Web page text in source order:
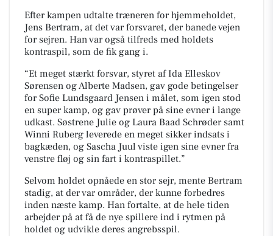
Efter kampen udtalte træneren for hjemmeholdet,
Jens Bertram, at det var forsvaret, der banede vejen
for sejren. Han var også tilfreds med holdets
kontraspil, som de fik gang i.
“Et meget stærkt forsvar, styret af Ida Elleskov
Sørensen og Alberte Madsen, gav gode betingelser
for Sofie Lundsgaard Jensen i målet, som igen stod
en super kamp, og gav prøver på sine evner i lange
udkast. Søstrene Julie og Laura Baad Schrøder samt
Winni Ruberg leverede en meget sikker indsats i
bagkæden, og Sascha Juul viste igen sine evner fra
venstre fløj og sin fart i kontraspillet.”
Selvom holdet opnåede en stor sejr, mente Bertram
stadig, at der var områder, der kunne forbedres
inden næste kamp. Han fortalte, at de hele tiden
arbejder på at få de nye spillere ind i rytmen på
holdet og udvikle deres angrebsspil.